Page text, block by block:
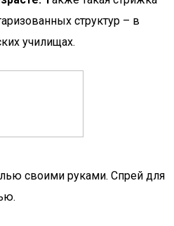
структур – в
училищах.
своими руками. Спрей для